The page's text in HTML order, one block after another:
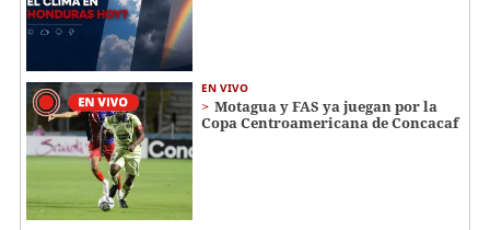
EN VIVO
Motagua y FAS ya juegan por la
Copa Centroamericana de Concacaf